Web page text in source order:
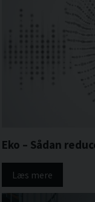
Eko – Sådan
Læs mere